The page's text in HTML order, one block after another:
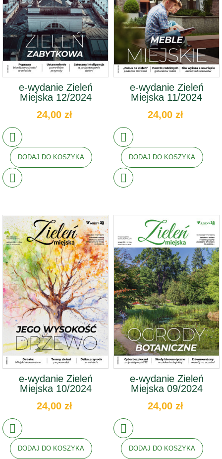
e-wydanie Zieleń
Miejska 12/2024
24,00 zł
DODAJ DO KOSZYKA
e-wydanie Zieleń
Miejska 11/2024
24,00 zł
DODAJ DO KOSZYKA
e-wydanie Zieleń
Miejska 10/2024
24,00 zł
DODAJ DO KOSZYKA
e-wydanie Zieleń
Miejska 09/2024
24,00 zł
DODAJ DO KOSZYKA